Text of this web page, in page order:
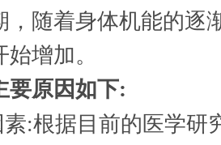
，随着身体机能的逐
增加。
原因如下:
根据目前的医学研